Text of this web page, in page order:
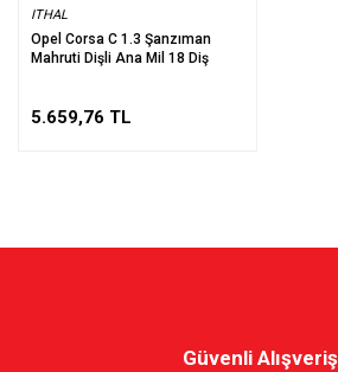
ITHAL
Opel Corsa C 1.3 Şanzıman
Mahruti Dişli Ana Mil 18 Diş
5.659,76 TL
Güvenli Alışveriş